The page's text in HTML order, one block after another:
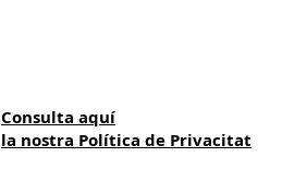
Consulta aquí
la nostra Política de Privacitat